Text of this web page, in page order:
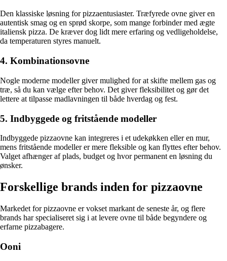
Den klassiske løsning for pizzaentusiaster. Træfyrede ovne giver en
autentisk smag og en sprød skorpe, som mange forbinder med ægte
italiensk pizza. De kræver dog lidt mere erfaring og vedligeholdelse,
da temperaturen styres manuelt.
4. Kombinationsovne
Nogle moderne modeller giver mulighed for at skifte mellem gas og
træ, så du kan vælge efter behov. Det giver fleksibilitet og gør det
lettere at tilpasse madlavningen til både hverdag og fest.
5. Indbyggede og fritstående modeller
Indbyggede pizzaovne kan integreres i et udekøkken eller en mur,
mens fritstående modeller er mere fleksible og kan flyttes efter behov.
Valget afhænger af plads, budget og hvor permanent en løsning du
ønsker.
Forskellige brands inden for pizzaovne
Markedet for pizzaovne er vokset markant de seneste år, og flere
brands har specialiseret sig i at levere ovne til både begyndere og
erfarne pizzabagere.
Ooni